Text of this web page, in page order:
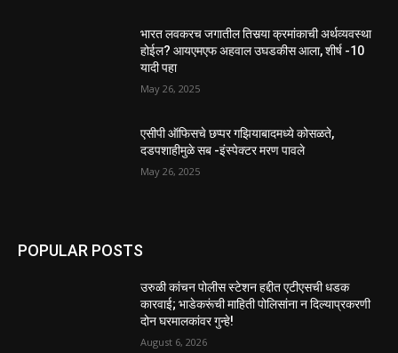
भारत लवकरच जगातील तिसर्‍या क्रमांकाची अर्थव्यवस्था
होईल? आयएमएफ अहवाल उघडकीस आला, शीर्ष -10
यादी पहा
May 26, 2025
एसीपी ऑफिसचे छप्पर गझियाबादमध्ये कोसळते,
दडपशाहीमुळे सब -इंस्पेक्टर मरण पावले
May 26, 2025
POPULAR POSTS
उरुळी कांचन पोलीस स्टेशन हद्दीत एटीएसची धडक
कारवाई; भाडेकरूंची माहिती पोलिसांना न दिल्याप्रकरणी
दोन घरमालकांवर गुन्हे!
August 6, 2026